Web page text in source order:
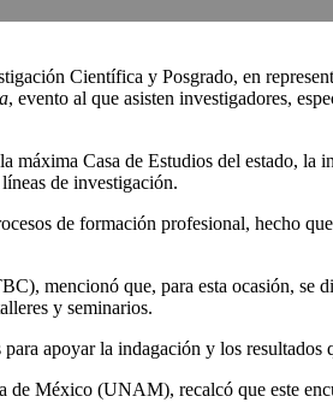
Científica y Posgrado, en
, evento al que asisten investigadores,
Casa de Estudios del estado, la
de investigación.
de formación profesional, hecho
mencionó que, para esta ocasión, se
y seminarios.
apoyar la indagación y los resultados
México (UNAM), recalcó que este